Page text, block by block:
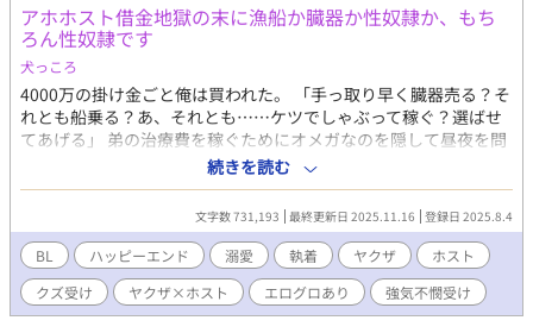
アホホスト借金地獄の末に漁船か臓器か性奴隷か、もち
ろん性奴隷です
犬っころ
4000万の掛け金ごと俺は買われた。 「手っ取り早く臓器売る？そ
れとも船乗る？あ、それとも……ケツでしゃぶって稼ぐ？選ばせ
てあげる」 弟の治療費を稼ぐためにオメガなのを隠して昼夜を問
わず昼は飲食店、夜はホストで稼ぐ天城蓮、源氏名レント 姫、全
員と色恋営業をしていた事がバレ、裏で結託した姫に売掛金4000
万円で飛ばれる。 4000万の色恋営業で全てを失ったホスト・レン
ト。 彼が最後に取った選択は、借金ごと買われ性奴隷としてつい
ていく道だ。 引き取ったのは裏社会を牛耳る冷酷な組長・真城暁
臣。 「お前の全部、俺が買った」 その言葉を合図に、蓮の人生は
支配と快楽、そして愛に塗り替えられていく。 「このままじゃ、
ケツが真っ二つに割れる」
続きを読む
文字数 731,193 最終更新日 2025.11.16 登録日 2025.8.4
BL ハッピーエンド 溺愛 執着 ヤクザ
ホスト
クズ受け
ヤクザ×ホスト エログロあり 強気不憫受け